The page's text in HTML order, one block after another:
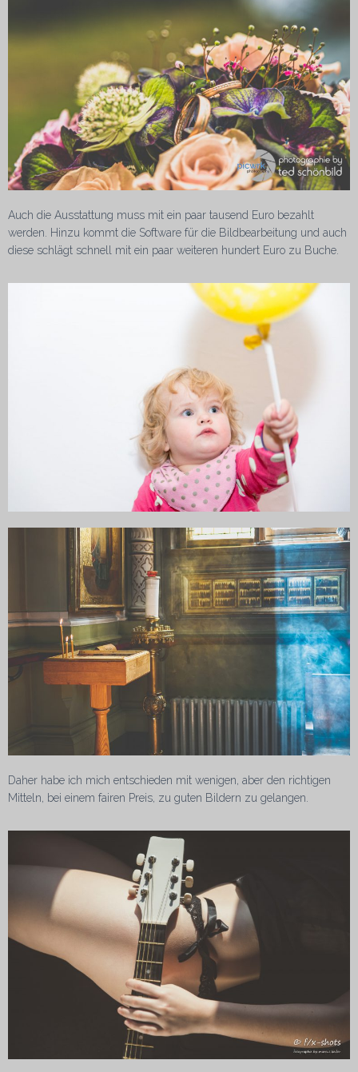
Auch die Ausstattung muss mit ein paar tausend Euro bezahlt
werden. Hinzu kommt die Software für die Bildbearbeitung und auch
diese schlägt schnell mit ein paar weiteren hundert Euro zu Buche.
Daher habe ich mich entschieden mit wenigen, aber den richtigen
Mitteln, bei einem fairen Preis, zu guten Bildern zu gelangen.